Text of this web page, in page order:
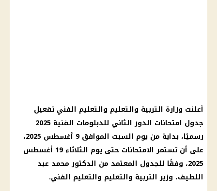
أعلنت وزارة التربية والتعليم والتعليم الفني تفعيل
جدول امتحانات الدور الثاني للدبلومات الفنية 2025
رسميًا، بداية من يوم السبت الموافق 9 أغسطس 2025،
على أن تستمر الامتحانات حتى يوم الثلاثاء 19 أغسطس
2025، وفقًا للجدول المعتمد من الدكتور محمد عبد
اللطيف، وزير التربية والتعليم والتعليم الفني.